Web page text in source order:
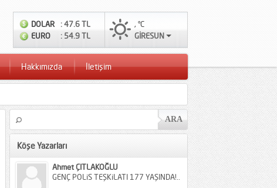
DOLAR
: 47.6 TL
EURO
: 54.9 TL
, °C
GİRESUN
Hakkımızda İletişim
Köşe Yazarları
Ahmet ÇITLAKOĞLU
GENÇ POLiS TEŞKiLATI 177 YAŞINDA!..